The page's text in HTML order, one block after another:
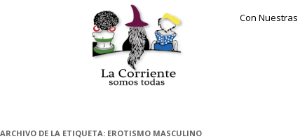
Con
ARCHIVO DE LA ETIQUETA: EROTISMO MASCULINO